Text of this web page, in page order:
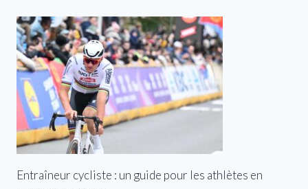
Entraîneur cycliste : un guide pour les athlètes en